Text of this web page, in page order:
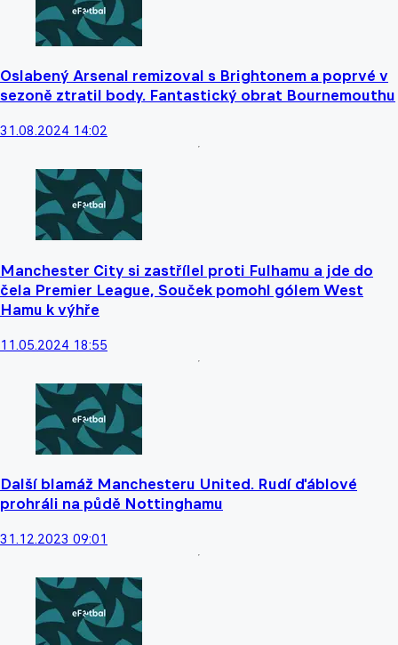
Oslabený Arsenal remizoval s Brightonem a poprvé v
sezoně ztratil body. Fantastický obrat Bournemouthu
31.08.2024 14:02
Manchester City si zastřílel proti Fulhamu a jde do
čela Premier League, Souček pomohl gólem West
Hamu k výhře
11.05.2024 18:55
Další blamáž Manchesteru United. Rudí ďáblové
prohráli na půdě Nottinghamu
31.12.2023 09:01